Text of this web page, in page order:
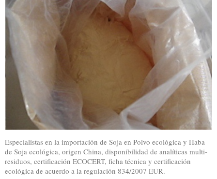
Especialistas en la importación de Soja en Polvo ecológica y Haba
de Soja ecológica, origen China, disponibilidad de analíticas multi-
residuos, certificación ECOCERT, ficha técnica y certificación
ecológica de acuerdo a la regulación 834/2007 EUR.